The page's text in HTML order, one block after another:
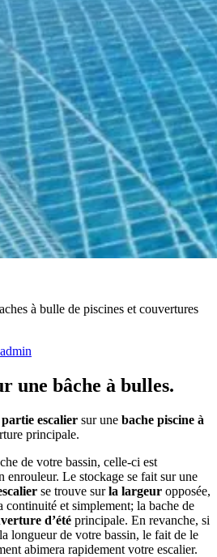
à bulle de piscines et couvertures
admin
une bâche à bulles.
partie escalier sur une bache piscine à
principale.
de votre bassin, celle-ci est
enrouleur. Le stockage se fait sur une
se trouve surla largeur opposée,
continuité et simplement; la bache de
d’été principale. En revanche, si
longueur de votre bassin, le fait de le
abimera rapidement votre escalier.